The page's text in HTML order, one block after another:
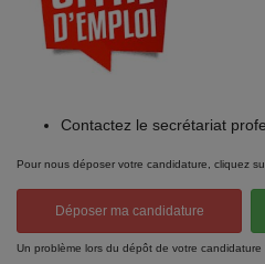
Contactez le secrétariat
Pour nous déposer votre candidature, cliquez
Déposer ma candidature
Un problème lors du dépôt de votre candidature